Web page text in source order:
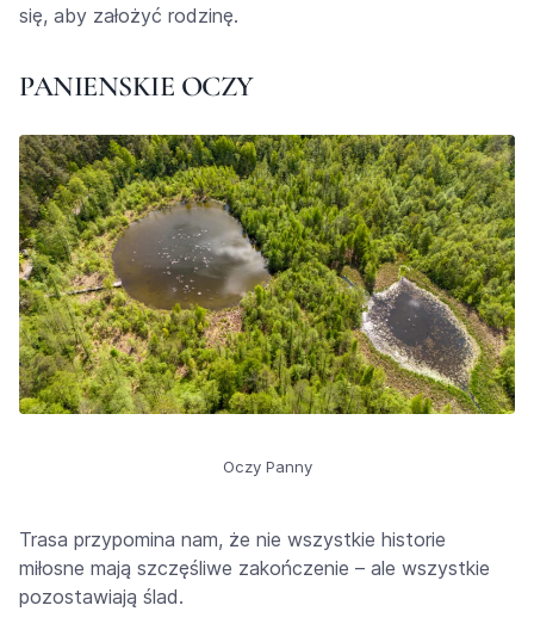
się, aby założyć rodzinę.
PANIENSKIE OCZY
Oczy Panny
Trasa przypomina nam, że nie wszystkie historie
miłosne mają szczęśliwe zakończenie – ale wszystkie
pozostawiają ślad.